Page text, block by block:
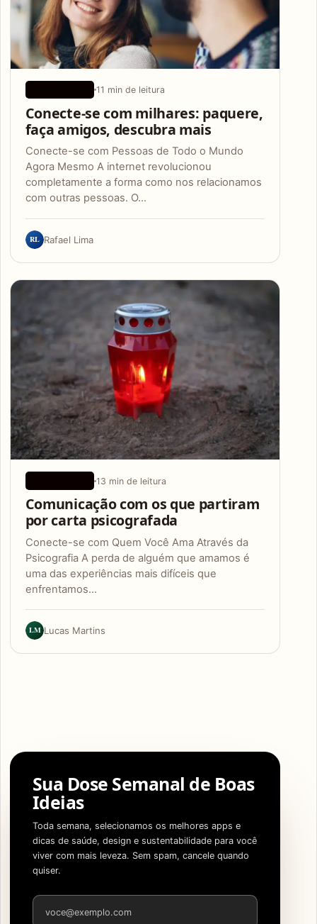
11 min de leitura
Conecte-se com milhares: paquere,
faça amigos, descubra mais
Conecte-se com Pessoas de Todo o Mundo
Agora Mesmo A internet revolucionou
completamente a forma como nos relacionamos
com outras pessoas. O…
RL Rafael Lima
13 min de leitura
Comunicação com os que partiram
por carta psicografada
Conecte-se com Quem Você Ama Através da
Psicografia A perda de alguém que amamos é
uma das experiências mais difíceis que
enfrentamos…
LM Lucas Martins
Sua Dose Semanal de Boas
Ideias
Toda semana, selecionamos os melhores apps e
dicas de saúde, design e sustentabilidade para você
viver com mais leveza. Sem spam, cancele quando
quiser.
Endereço de e-mail